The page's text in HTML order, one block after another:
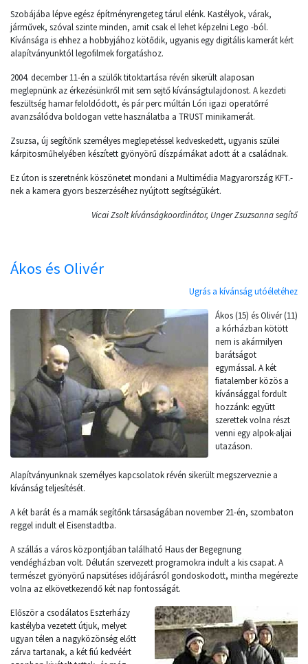
Szobájába lépve egész építményrengeteg tárul elénk. Kastélyok, várak,
járművek, szóval szinte minden, amit csak el lehet képzelni Lego -ból.
Kívánsága is ehhez a hobbyjához kötődik, ugyanis egy digitális kamerát kért
alapítványunktól legofilmek forgatáshoz.
2004. december 11-én a szülők titoktartása révén sikerült alaposan
meglepnünk az érkezésünkről mit sem sejtő kívánságtulajdonost. A kezdeti
feszültség hamar feloldódott, és pár perc múltán Lóri igazi operatőrré
avanzsálódva boldogan vette használatba a TRUST minikamerát.
Zsuzsa, új segítőnk személyes meglepetéssel kedveskedett, ugyanis szülei
kárpitosműhelyében készített gyönyörű díszpárnákat adott át a családnak.
Ez úton is szeretnénk köszönetet mondani a Multimédia Magyarország KFT.-
nek a kamera gyors beszerzéséhez nyújtott segítségükért.
Vicai Zsolt kívánságkoordinátor, Unger Zsuzsanna segítő
Ákos és Olivér
Ugrás a kívánság utóéletéhez
Ákos (15) és Olivér (11)
a kórházban kötött
nem is akármilyen
barátságot
egymással. A két
fiatalember közös a
kívánsággal fordult
hozzánk: együtt
szerettek volna részt
venni egy alpok-aljai
utazáson.
Alapítványunknak személyes kapcsolatok révén sikerült megszerveznie a
kívánság teljesítését.
A két barát és a mamák segítőnk társaságában november 21-én, szombaton
reggel indult el Eisenstadtba.
A szállás a város központjában található Haus der Begegnung
vendégházban volt. Délután szervezett programokra indult a kis csapat. A
természet gyönyörű napsütéses időjárásról gondoskodott, mintha megérezte
volna az elkövetkezendő két nap fontosságát.
Először a csodálatos Eszterházy
kastélyba vezetett útjuk, melyet
ugyan télen a nagyközönség előtt
zárva tartanak, a két fiú kedvéért